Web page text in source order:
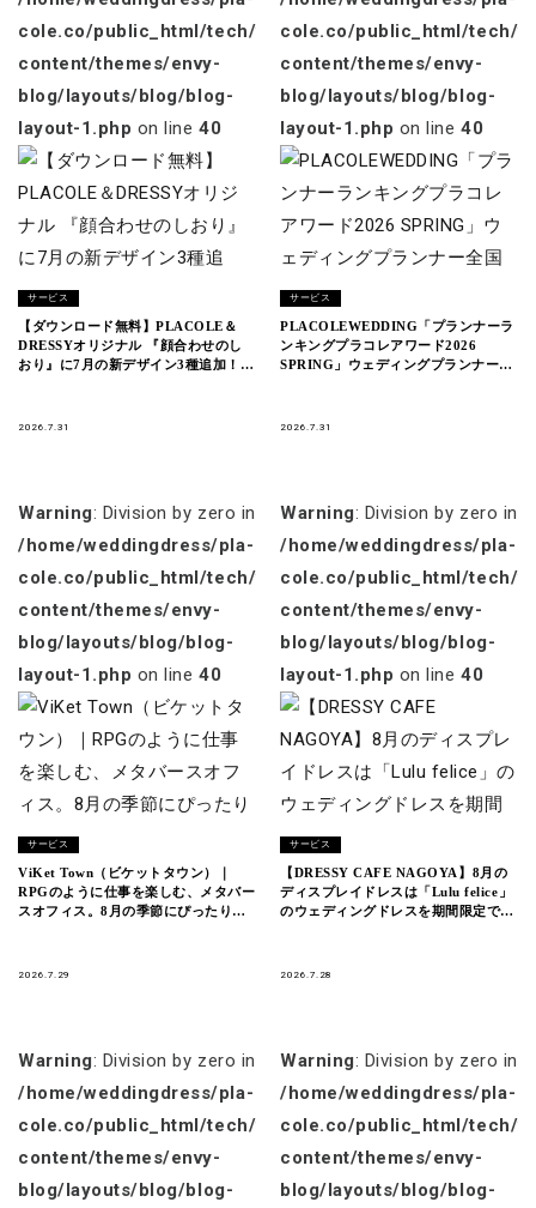
cole.co/public_html/tech/wp-
content/themes/envy-
blog/layouts/blog/blog-
layout-1.php on line40
サービス
【ダウンロード無料】PLACOLE＆
DRESSYオリジナル 『顔合わせのし
おり』に7月の新デザイン3種追加！名
2026.7.31
cole.co/public_html/tech/
content/themes/envy-
blog/layouts/blog/blog-
layout-1.php on line40
サービス
PLACOLEWEDDING「プランナーラ
ンキングプラコレアワード2026
SPRING」ウェディングプランナー全
2026.7.31
Warning: Division by zero in
/home/weddingdress/pla-
cole.co/public_html/tech/wp-
content/themes/envy-
blog/layouts/blog/blog-
layout-1.php on line40
サービス
ViKet Town（ビケットタウン）｜
RPGのように仕事を楽しむ、メタバー
スオフィス。8月の季節にぴったりの
2026.7.29
Warning: Division by zero in
/home/weddingdress/pla-
cole.co/public_html/tech/
content/themes/envy-
blog/layouts/blog/blog-
layout-1.php on line40
サービス
【DRESSY CAFE NAGOYA】8月の
ディスプレイドレスは「Lulu felice」
のウェディングドレスを期間限定でお
2026.7.28
Warning: Division by zero in
/home/weddingdress/pla-
cole.co/public_html/tech/wp-
content/themes/envy-
blog/layouts/blog/blog-
Warning: Division by zero in
/home/weddingdress/pla-
cole.co/public_html/tech/
content/themes/envy-
blog/layouts/blog/blog-